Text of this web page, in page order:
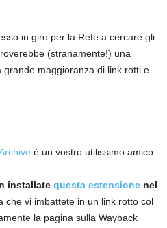
in giro per la Rete a cercare gli
(stranamente!) una
maggioranza di link rotti e
è un vostro utilissimo amico.
installate questa estensione nel
che vi imbattete in un link rotto col
la pagina sulla Wayback